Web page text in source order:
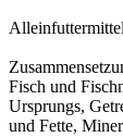
Fisch und
Ursprungs,
und Fette,